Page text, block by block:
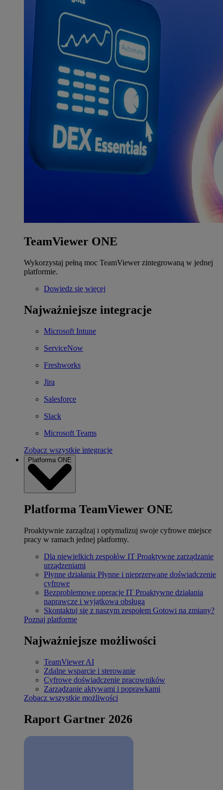
TeamViewer ONE
Wykorzystaj pełną moc TeamViewer zintegrowaną w jednej
platformie.
Dowiedz się więcej
Najważniejsze integracje
Microsoft Intune
ServiceNow
Freshworks
Jira
Salesforce
Slack
Microsoft Teams
Zobacz wszystkie integracje
Platforma ONE
Platforma TeamViewer ONE
Proaktywnie zarządzaj i optymalizuj swoje cyfrowe miejsce
pracy w ramach jednej platformy.
Dla niewielkich zespołów IT Proaktywne zarządzanie
urządzeniami
Płynne działania Płynne i nieprzerwane doświadczenie
cyfrowe
Bezproblemowe operacje IT Proaktywne działania
naprawcze i wyjątkowa obsługa
Skontaktuj się z naszym zespołem Gotowi na zmiany?
Poznaj platformę
Najważniejsze możliwości
TeamViewer AI
Zdalne wsparcie i sterowanie
Cyfrowe doświadczenie pracowników
Zarządzanie aktywami i poprawkami
Zobacz wszystkie możliwości
Raport Gartner 2026